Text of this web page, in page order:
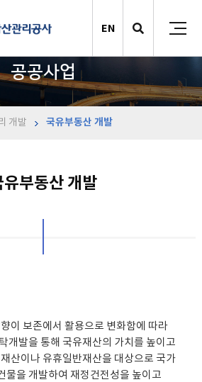
EN
공공사업
개발 국유부동산 개발
유부동산 개발
이 보존에서 활용으로 변화함에 따라
개발을 통해 국유재산의 가치를 높이고
산이나 유휴일반재산을 대상으로 국가
물을 개발하여 재정건전성을 높이고